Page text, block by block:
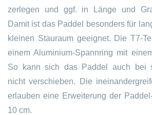
zerlegen und ggf. in Länge und
Damit ist das Paddel besonders für
kleinen Stauraum geeignet. Die T7-
einem Aluminium-Spannring mit
So kann sich das Paddel auch bei
nicht verschieben. Die
erlauben eine Erweiterung der
10 cm.